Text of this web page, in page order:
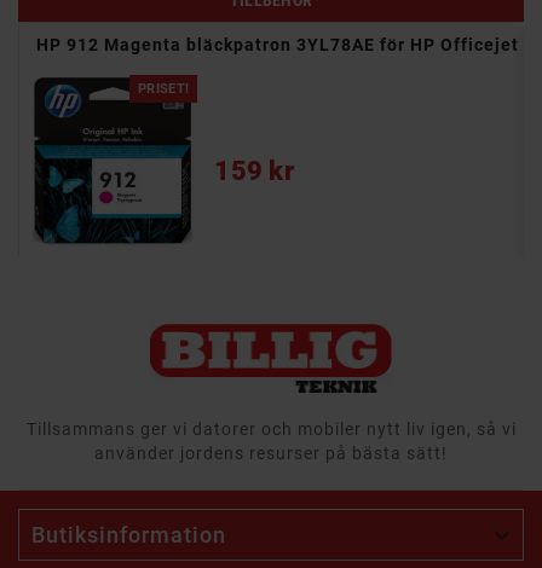
HP 912 Magenta bläckpatron 3YL78AE för HP Officejet
PRISET!
159 kr
Pris
Tillsammans ger vi datorer och mobiler nytt liv igen, så vi
använder jordens resurser på bästa sätt!
Butiksinformation 